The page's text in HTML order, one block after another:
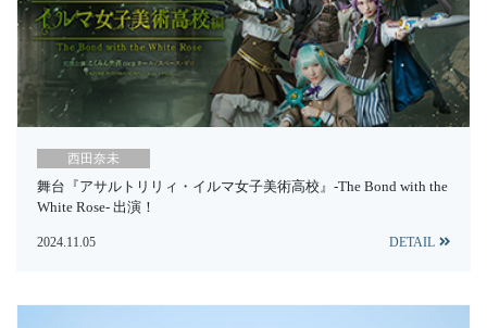
西田奈未
舞台『アサルトリリィ・イルマ女子美術高校』-The Bond with the
White Rose- 出演！
2024.11.05 DETAIL